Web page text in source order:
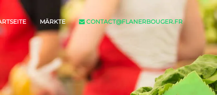
MÄRKTE CONTACT@FLANERBOUGER.FR